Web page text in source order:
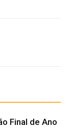
Final de Ano